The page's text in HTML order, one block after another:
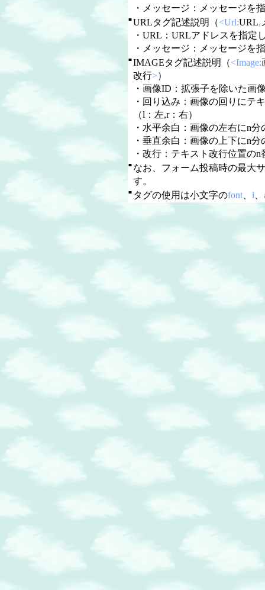
・メッセージ：メッセージを
■URLタグ記述説明（<Url:URL,
・URL：URLアドレスを指定
・メッセージ：メッセージを
■IMAGEタグ記述説明（<Image:
改行>）
・画像ID：拡張子を除いた画
・回り込み：画像の回りにテ
（l：左,r：右）
・水平余白：画像の左右にn
・垂直余白：画像の上下にn
・改行：テキスト改行位置の
■ なお、フォーム投稿時の最大
す。
■ タグの使用は小文字のfont、 i、